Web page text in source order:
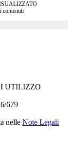
contenuti
UTILIZZO
679
nelle Note Legali